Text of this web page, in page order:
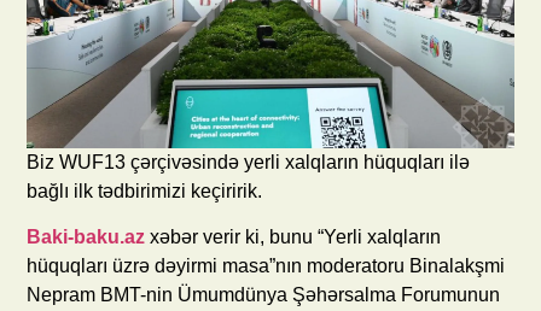
Biz WUF13 çərçivəsində yerli xalqların hüquqları ilə
bağlı ilk tədbirimizi keçiririk.
Baki-baku.az xəbər verir ki, bunu “Yerli xalqların
hüquqları üzrə dəyirmi masa”nın moderatoru Binalakşmi
Nepram BMT-nin Ümumdünya Şəhərsalma Forumunun